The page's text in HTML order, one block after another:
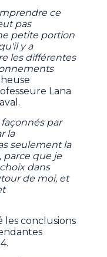
ce
pas
petite portion
y a
les différentes
Lana
par
la
seulement la
parce que je
dans
de moi, et
les conclusions